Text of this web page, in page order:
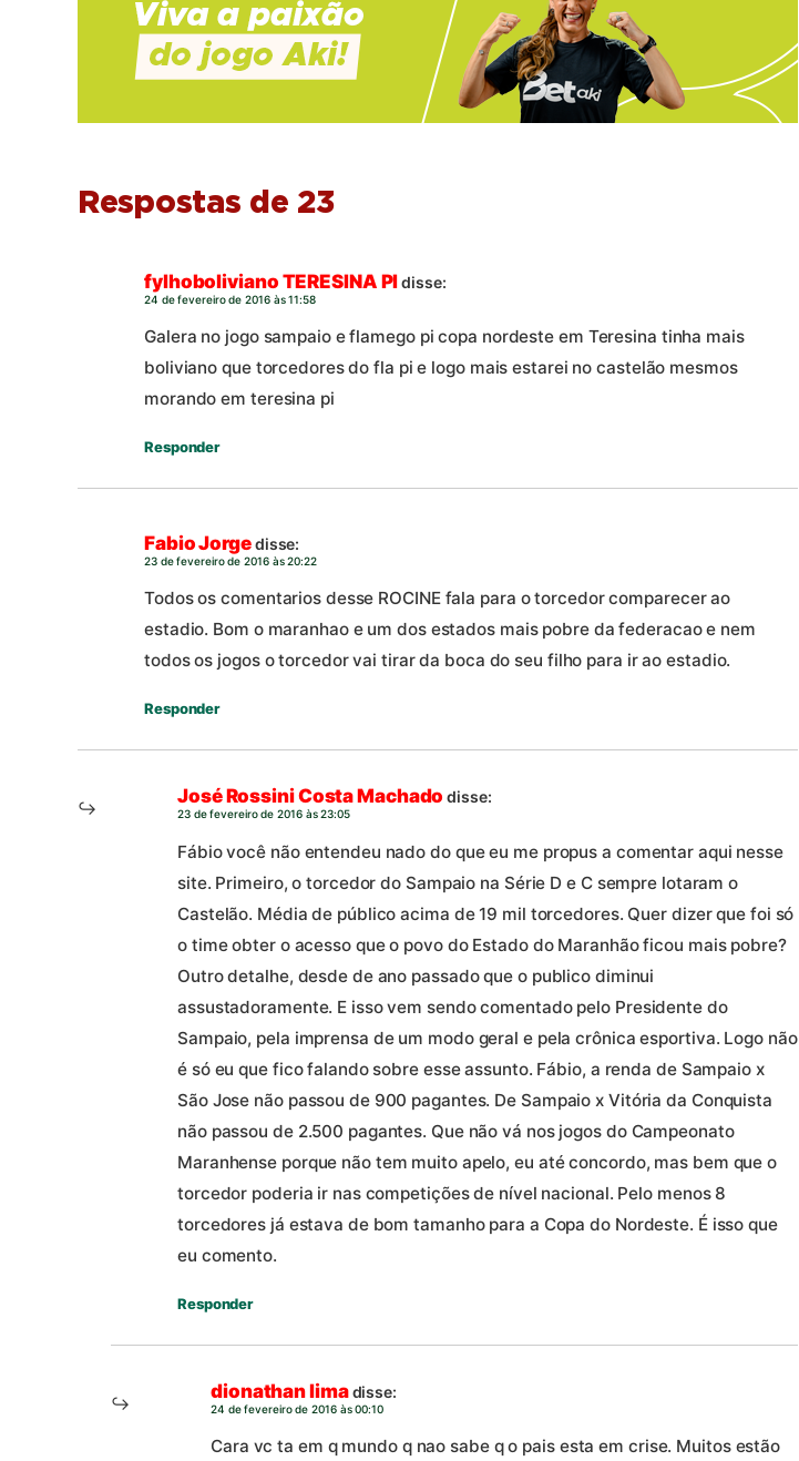
Respostas de 23
fylhoboliviano TERESINA PIdisse:
24 de fevereiro de 2016 às 11:58
Galera no jogo sampaio e flamego pi copa nordeste em Teresina tinha mais
boliviano que torcedores do fla pi e logo mais estarei no castelão mesmos
morando em teresina pi
Responder
Fabio Jorgedisse:
23 de fevereiro de 2016 às 20:22
Todos os comentarios desse ROCINE fala para o torcedor comparecer ao
estadio. Bom o maranhao e um dos estados mais pobre da federacao e nem
todos os jogos o torcedor vai tirar da boca do seu filho para ir ao estadio.
Responder
José Rossini Costa Machado disse:
23 de fevereiro de 2016 às 23:05
Fábio você não entendeu nado do que eu me propus a comentar aqui nesse
site. Primeiro, o torcedor do Sampaio na Série D e C sempre lotaram o
Castelão. Média de público acima de 19 mil torcedores. Quer dizer que foi só
o time obter o acesso que o povo do Estado do Maranhão ficou mais pobre?
Outro detalhe, desde de ano passado que o publico diminui
assustadoramente. E isso vem sendo comentado pelo Presidente do
Sampaio, pela imprensa de um modo geral e pela crônica esportiva. Logo não
é só eu que fico falando sobre esse assunto. Fábio, a renda de Sampaio x
São Jose não passou de 900 pagantes. De Sampaio x Vitória da Conquista
não passou de 2.500 pagantes. Que não vá nos jogos do Campeonato
Maranhense porque não tem muito apelo, eu até concordo, mas bem que o
torcedor poderia ir nas competições de nível nacional. Pelo menos 8
torcedores já estava de bom tamanho para a Copa do Nordeste. É isso que
eu comento.
Responder
dionathan limadisse:
24 de fevereiro de 2016 às 00:10
Cara vc ta em q mundo q nao sabe q o pais esta em crise. Muitos estão